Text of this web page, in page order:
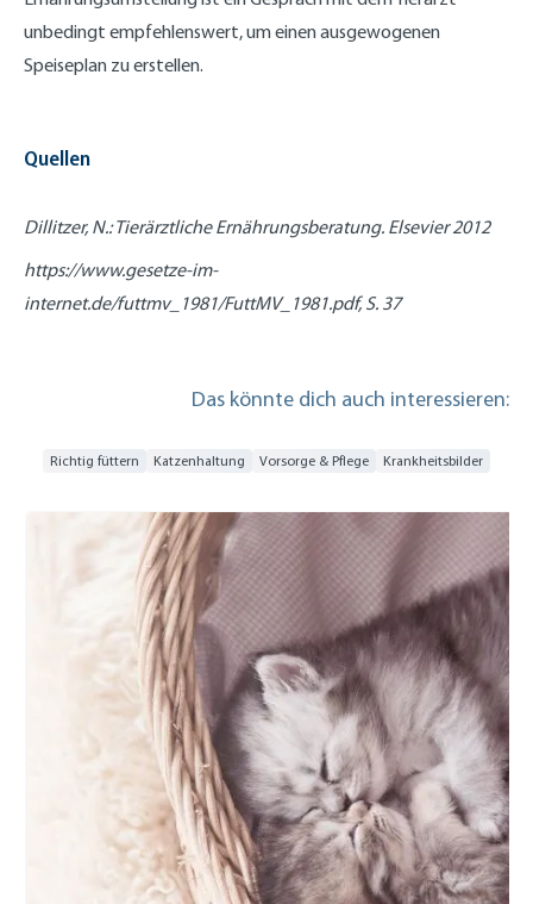
unbedingt empfehlenswert, um einen ausgewogenen
Speiseplan zu erstellen.
Quellen
Dillitzer, N.: Tierärztliche Ernährungsberatung. Elsevier 2012
https://www.gesetze-im-
internet.de/futtmv_1981/FuttMV_1981.pdf, S. 37
Das könnte dich auch interessieren:
Richtig füttern Katzenhaltung Vorsorge & Pflege Krankheitsbilder